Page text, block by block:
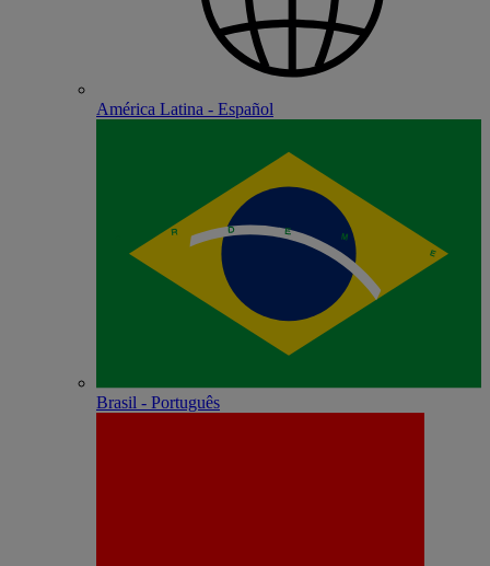
América Latina - Español
Brasil - Português